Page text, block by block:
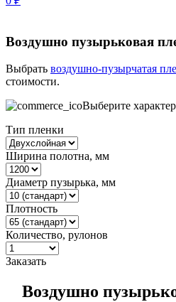
Воздушно пузырьковая
Выбрать воздушно-пузырчатая
стоимости.
Выберите
Тип пленки
Ширина полотна, мм
Диаметр пузырька, мм
Плотность
Количество, рулонов
Заказать
Воздушно